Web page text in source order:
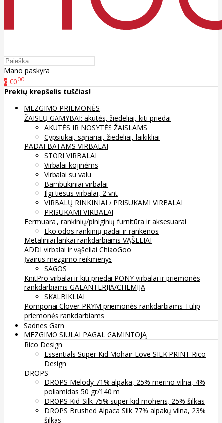
Mano paskyra
0 €000
Prekių krepšelis tuščias!
MEZGIMO PRIEMONĖS
ŽAISLŲ GAMYBAI: akutės, žiedeliai, kiti priedai
AKUTĖS IR NOSYTĖS ŽAISLAMS
Cypsiukai, sąnariai, žiedeliai, laikikliai
PADAI BATAMS VIRBALAI
STORI VIRBALAI
Virbalai kojinėms
Virbalai su valu
Bambukiniai virbalai
Ilgi tiesūs virbalai, 2 vnt
VIRBALŲ RINKINIAI / PRISUKAMI VIRBALAI
PRISUKAMI VIRBALAI
Fermuarai, rankinių/piniginių furnitūra ir aksesuarai
Eko odos rankinių padai ir rankenos
Metaliniai lankai rankdarbiams VĄŠELIAI
ADDI virbalai ir vąšeliai ChiaoGoo
Įvairūs mezgimo reikmenys
SAGOS
KnitPro virbalai ir kiti priedai PONY virbalai ir priemonės
rankdarbiams GALANTERIJA/CHEMIJA
SKALBIKLIAI
Pomponai Clover PRYM priemonės rankdarbiams Tulip
priemonės rankdarbiams
Sadnes Garn
MEZGIMO SIŪLAI PAGAL GAMINTOJĄ
Rico Design
Essentials Super Kid Mohair Love SILK PRINT Rico
Design
DROPS
DROPS Melody 71% alpaka, 25% merino vilna, 4%
poliamidas 50 gr/140 m
DROPS Kid-Silk 75% super kid moheris, 25% šilkas
DROPS Brushed Alpaca Silk 77% alpakų vilna, 23%
šilkas